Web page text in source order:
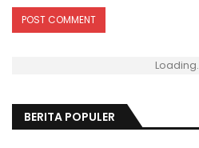
BERITA POPULER